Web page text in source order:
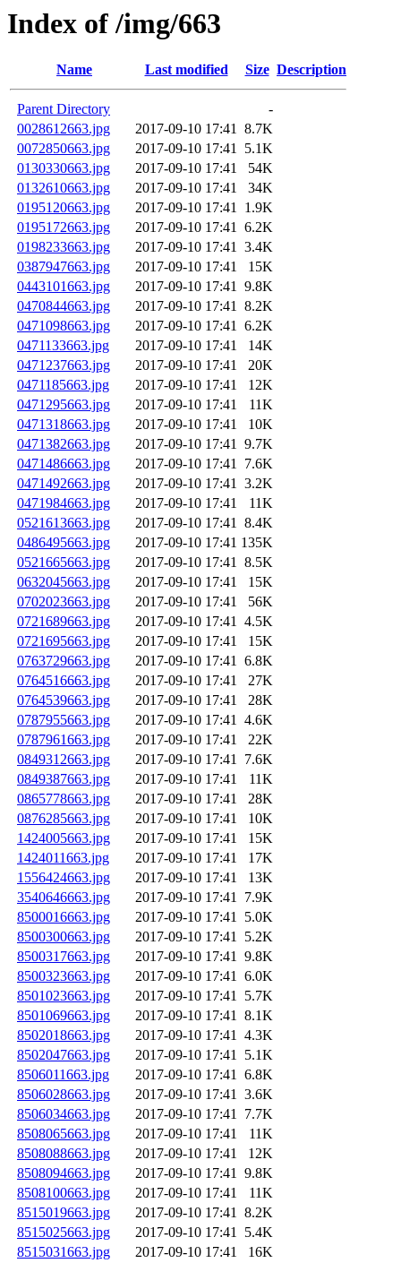
Index of /img/663
Name Last modified Size Description
Parent Directory
-
0028612663.jpg
2017-09-10 17:41 8.7K
0072850663.jpg
2017-09-10 17:41 5.1K
0130330663.jpg
2017-09-10 17:41
54K
0132610663.jpg
2017-09-10 17:41
34K
0195120663.jpg
2017-09-10 17:41 1.9K
0195172663.jpg
2017-09-10 17:41 6.2K
0198233663.jpg
2017-09-10 17:41 3.4K
0387947663.jpg
2017-09-10 17:41
15K
0443101663.jpg
2017-09-10 17:41 9.8K
0470844663.jpg
2017-09-10 17:41 8.2K
0471098663.jpg
2017-09-10 17:41 6.2K
0471133663.jpg
2017-09-10 17:41
14K
0471237663.jpg
2017-09-10 17:41
20K
0471185663.jpg
2017-09-10 17:41
12K
0471295663.jpg
2017-09-10 17:41
11K
0471318663.jpg
2017-09-10 17:41
10K
0471382663.jpg
2017-09-10 17:41 9.7K
0471486663.jpg
2017-09-10 17:41 7.6K
0471492663.jpg
2017-09-10 17:41 3.2K
0471984663.jpg
2017-09-10 17:41
11K
0521613663.jpg
2017-09-10 17:41 8.4K
0486495663.jpg
2017-09-10 17:41 135K
0521665663.jpg
2017-09-10 17:41 8.5K
0632045663.jpg
2017-09-10 17:41
15K
0702023663.jpg
2017-09-10 17:41
56K
0721689663.jpg
2017-09-10 17:41 4.5K
0721695663.jpg
2017-09-10 17:41
15K
0763729663.jpg
2017-09-10 17:41 6.8K
0764516663.jpg
2017-09-10 17:41
27K
0764539663.jpg
2017-09-10 17:41
28K
0787955663.jpg
2017-09-10 17:41 4.6K
0787961663.jpg
2017-09-10 17:41
22K
0849312663.jpg
2017-09-10 17:41 7.6K
0849387663.jpg
2017-09-10 17:41
11K
0865778663.jpg
2017-09-10 17:41
28K
0876285663.jpg
2017-09-10 17:41
10K
1424005663.jpg
2017-09-10 17:41
15K
1424011663.jpg
2017-09-10 17:41
17K
1556424663.jpg
2017-09-10 17:41
13K
3540646663.jpg
2017-09-10 17:41 7.9K
8500016663.jpg
2017-09-10 17:41 5.0K
8500300663.jpg
2017-09-10 17:41 5.2K
8500317663.jpg
2017-09-10 17:41 9.8K
8500323663.jpg
2017-09-10 17:41 6.0K
8501023663.jpg
2017-09-10 17:41 5.7K
8501069663.jpg
2017-09-10 17:41 8.1K
8502018663.jpg
2017-09-10 17:41 4.3K
8502047663.jpg
2017-09-10 17:41 5.1K
8506011663.jpg
2017-09-10 17:41 6.8K
8506028663.jpg
2017-09-10 17:41 3.6K
8506034663.jpg
2017-09-10 17:41 7.7K
8508065663.jpg
2017-09-10 17:41
11K
8508088663.jpg
2017-09-10 17:41
12K
8508094663.jpg
2017-09-10 17:41 9.8K
8508100663.jpg
2017-09-10 17:41
11K
8515019663.jpg
2017-09-10 17:41 8.2K
8515025663.jpg
2017-09-10 17:41 5.4K
8515031663.jpg
2017-09-10 17:41
16K